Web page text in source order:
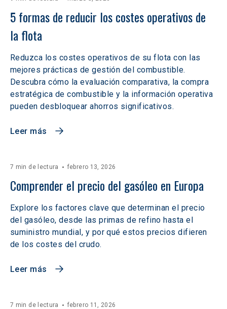
5 formas de reducir los costes operativos de
la flota
Reduzca los costes operativos de su flota con las
mejores prácticas de gestión del combustible.
Descubra cómo la evaluación comparativa, la compra
estratégica de combustible y la información operativa
pueden desbloquear ahorros significativos.
Leer más
7 min de lectura febrero 13, 2026
Comprender el precio del gasóleo en Europa
Explore los factores clave que determinan el precio
del gasóleo, desde las primas de refino hasta el
suministro mundial, y por qué estos precios difieren
de los costes del crudo.
Leer más
7 min de lectura febrero 11, 2026